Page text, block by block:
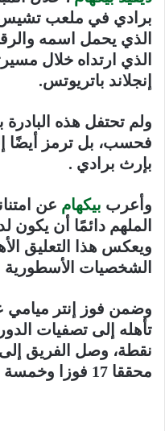
برادي في ملعب
الذي ارتداه خلال
إنجلاند باتريوتس.
ولم تحتفل هذه البادرة
فحسب، بل ترمز أيضًا
بإرث برادي .
وأعرب بيكهام عن
الملهم دائمًا أن يكون
ويعكس هذا التعليق
الشخصيات الأسطورية
وضمن فوز إنتر
نقطة، وصل الفريق
محققا 17 فوزا وخمسة تعادلات وأربع خسائر فقط.